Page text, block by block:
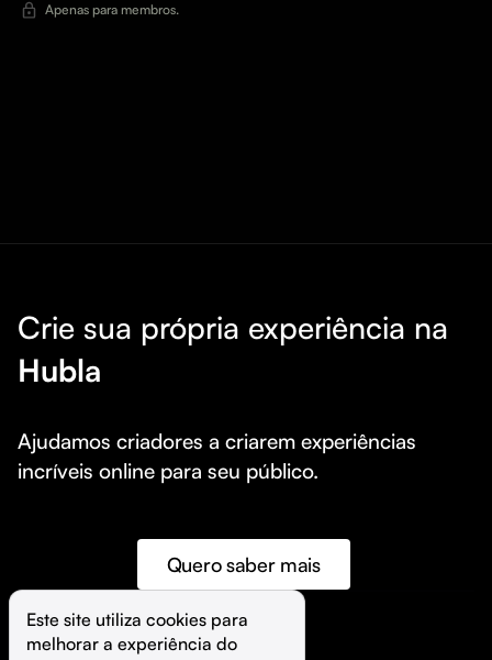
Apenas para membros.
Crie sua própria experiência na
Hubla
Ajudamos criadores a criarem experiências
incríveis online para seu público.
Quero saber mais
Este site utiliza cookies para
melhorar a experiência do